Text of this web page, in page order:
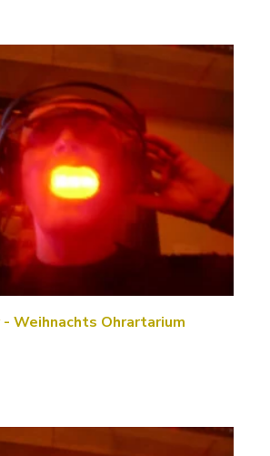
Weihnachts Ohrartarium